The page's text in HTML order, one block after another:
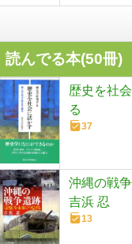
読んでる本(50冊)
歴史を社
る
37
沖縄の戦
吉浜 忍
13